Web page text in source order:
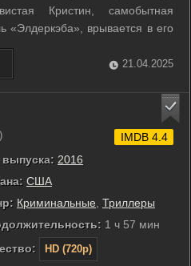
Кристин, самобытная
«Элдеркэба», врывается в его
паника. В это же самое время
свой первый, правда
21.04.2025
выпуска: 2016
США
Криминальные Триллеры
1 ч 57 мин
HD (720p)
IMDB 4.4